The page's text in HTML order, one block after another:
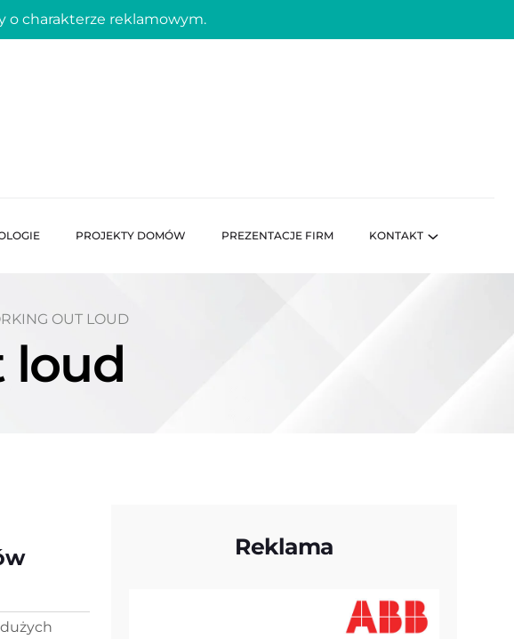
o charakterze reklamowym.
PROJEKTY DOMÓW PREZENTACJE FIRM KONTAKT
OUT LOUD
loud
Reklama